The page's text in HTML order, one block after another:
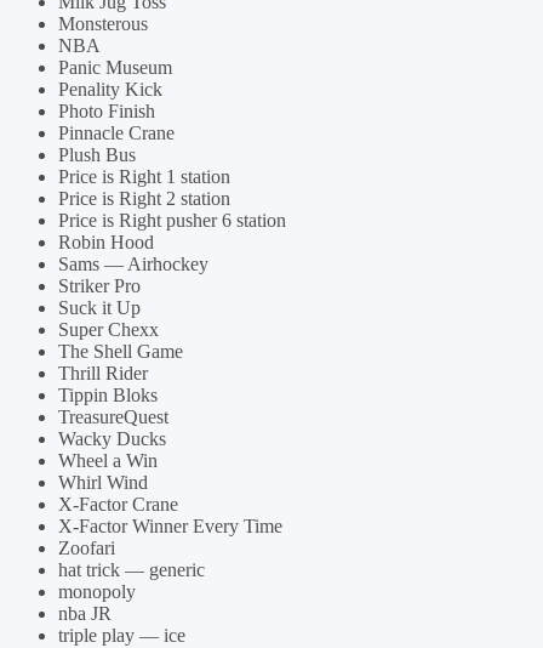
Monsterous
NBA
Panic Museum
Penality Kick
Photo Finish
Pinnacle Crane
Plush Bus
Price is Right 1 station
Price is Right 2 station
Price is Right pusher 6 station
Robin Hood
Sams — Airhockey
Striker Pro
Suck it Up
Super Chexx
The Shell Game
Thrill Rider
Tippin Bloks
TreasureQuest
Wacky Ducks
Wheel a Win
Whirl Wind
X-Factor Crane
X-Factor Winner Every Time
Zoofari
hat trick — generic
monopoly
nba JR
triple play — ice